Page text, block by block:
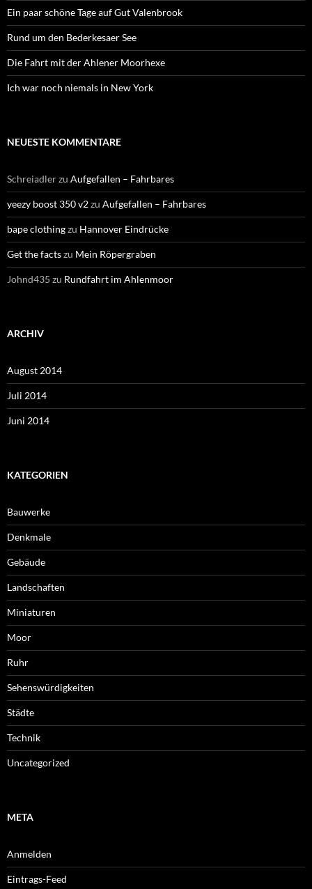
Ein paar schöne Tage auf Gut Valenbrook
Rund um den Bederkesaer See
Die Fahrt mit der Ahlener Moorhexe
Ich war noch niemals in New York
NEUESTE KOMMENTARE
Schreiadlerzu Aufgefallen – Fahrbares
yeezy boost 350 v2zu Aufgefallen – Fahrbares
bape clothingzu Hannover Eindrücke
Get the factszu Mein Röpergraben
Johnd435 zu Rundfahrt im Ahlenmoor
ARCHIV
August 2014
Juli 2014
Juni 2014
KATEGORIEN
Bauwerke
Denkmale
Gebäude
Landschaften
Miniaturen
Moor
Ruhr
Sehenswürdigkeiten
Städte
Technik
Uncategorized
META
Anmelden
Eintrags-Feed